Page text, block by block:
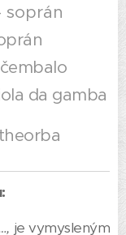
soprán
da gamba
je vymysleným